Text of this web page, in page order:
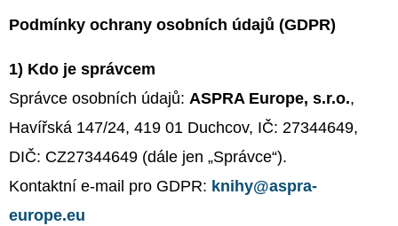
Podmínky ochrany osobních údajů (GDPR)
1) Kdo je správcem
Správce osobních údajů: ASPRA Europe, s.r.o.,
Havířská 147/24, 419 01 Duchcov, IČ: 27344649,
DIČ: CZ27344649 (dále jen „Správce“).
Kontaktní e-mail pro GDPR: knihy@aspra-
europe.eu
O
T
Ř
E
B
U
J